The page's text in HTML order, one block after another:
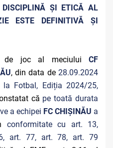
DISCIPLINĂ ȘI ETICĂ AL
ESTE DEFINITIVĂ ŞI
de joc al meciului CF
, din data de28.09.2024
la Fotbal, Ediția 2024/25,
că pe toată durata
a echipei FC CHIȘINĂU a
conformitate cu art. 13,
art. 77, art. 78, art. 79